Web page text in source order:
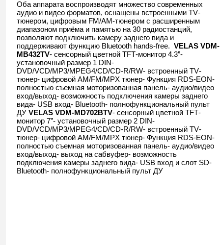
Оба аппарата воспроизводят множество современных
аудио и видео форматов, оснащены встроенными TV-
тюнером, цифровым FM/AM-тюнером с расширенным
диапазоном приёма и памятью на 30 радиостанций,
позволяют подключить камеру заднего вида и
поддерживают функцию Bluetooth hands-free. VELAS VDM-
MB432TV- сенсорный цветной TFT-монитор 4.3”-
установочный размер 1 DIN-
DVD/VCD/MP3/MPEG4/CD/CD-R/RW- встроенный TV-
тюнер- цифровой AM/FM/MPX тюнер- Функция RDS-EON-
полностью съемная моторизованная панель- аудио/видео
вход/выход- возможность подключения камеры заднего
вида- USB вход- Bluetooth- полнофункциональный пульт
ДУ VELAS VDM-MD702BTV- сенсорный цветной TFT-
монитор 7”- установочный размер 2 DIN-
DVD/VCD/MP3/MPEG4/CD/CD-R/RW- встроенный TV-
тюнер- цифровой AM/FM/MPX тюнер- Функция RDS-EON-
полностью съемная моторизованная панель- аудио/видео
вход/выход- выход на сабвуфер- возможность
подключения камеры заднего вида- USB вход и слот SD-
Bluetooth- полнофункциональный пульт ДУ